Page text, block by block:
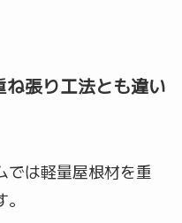
張り工法とも違い
では軽量屋根材を重